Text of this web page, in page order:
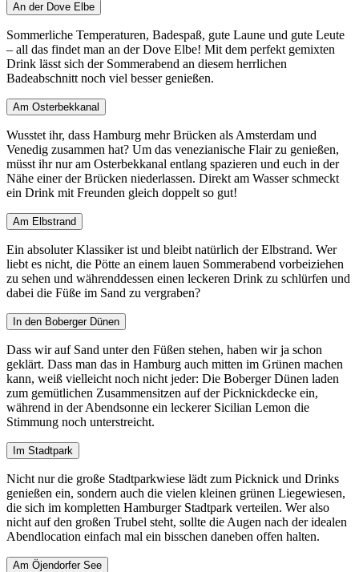
An der Dove Elbe
Sommerliche Temperaturen, Badespaß, gute Laune und gute Leute
– all das findet man an der Dove Elbe! Mit dem perfekt gemixten
Drink lässt sich der Sommerabend an diesem herrlichen
Badeabschnitt noch viel besser genießen.
Am Osterbekkanal
Wusstet ihr, dass Hamburg mehr Brücken als Amsterdam und
Venedig zusammen hat? Um das venezianische Flair zu genießen,
müsst ihr nur am Osterbekkanal entlang spazieren und euch in der
Nähe einer der Brücken niederlassen. Direkt am Wasser schmeckt
ein Drink mit Freunden gleich doppelt so gut!
Am Elbstrand
Ein absoluter Klassiker ist und bleibt natürlich der Elbstrand. Wer
liebt es nicht, die Pötte an einem lauen Sommerabend vorbeiziehen
zu sehen und währenddessen einen leckeren Drink zu schlürfen und
dabei die Füße im Sand zu vergraben?
In den Boberger Dünen
Dass wir auf Sand unter den Füßen stehen, haben wir ja schon
geklärt. Dass man das in Hamburg auch mitten im Grünen machen
kann, weiß vielleicht noch nicht jeder: Die Boberger Dünen laden
zum gemütlichen Zusammensitzen auf der Picknickdecke ein,
während in der Abendsonne ein leckerer Sicilian Lemon die
Stimmung noch unterstreicht.
Im Stadtpark
Nicht nur die große Stadtparkwiese lädt zum Picknick und Drinks
genießen ein, sondern auch die vielen kleinen grünen Liegewiesen,
die sich im kompletten Hamburger Stadtpark verteilen. Wer also
nicht auf den großen Trubel steht, sollte die Augen nach der idealen
Abendlocation einfach mal ein bisschen daneben offen halten.
Am Öjendorfer See